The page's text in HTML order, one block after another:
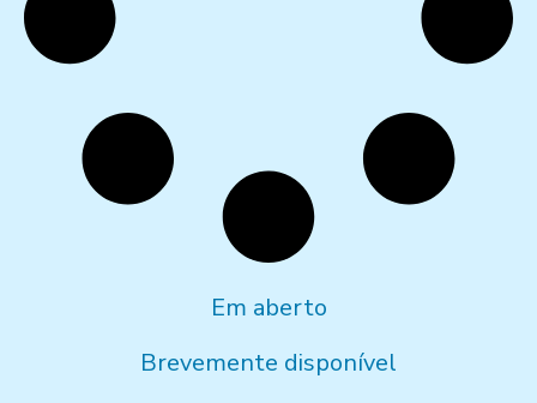
Em aberto
Brevemente disponível